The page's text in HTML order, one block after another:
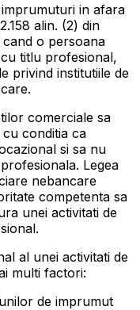
in afara
alin. (2) din
o persoana
titlu profesional,
privind institutiile de
comerciale sa
conditia ca
si sa nu
Legea
nebancare
competenta sa
unei activitati de
al unei activitati de
multi factori:
de imprumut